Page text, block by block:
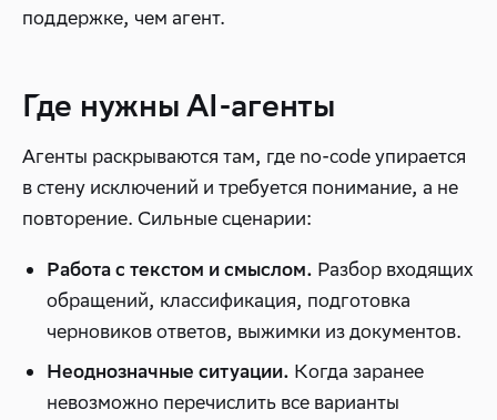
поддержке, чем агент.
Где нужны AI-агенты
Агенты раскрываются там, где no-code упирается
в стену исключений и требуется понимание, а не
повторение. Сильные сценарии:
Работа с текстом и смыслом. Разбор входящих
обращений, классификация, подготовка
черновиков ответов, выжимки из документов.
Неоднозначные ситуации. Когда заранее
невозможно перечислить все варианты